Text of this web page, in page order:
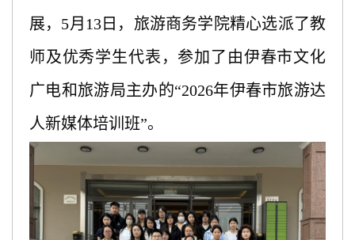
展， 5月 13日 ，旅游商务学院精心选派了教
师及优秀学生代表，参加了由伊春市文化
广电和旅游局主办的“2026年伊春市旅游达
人新媒体培训班”。